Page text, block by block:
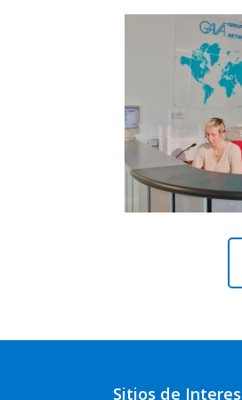
Sitios de Interes